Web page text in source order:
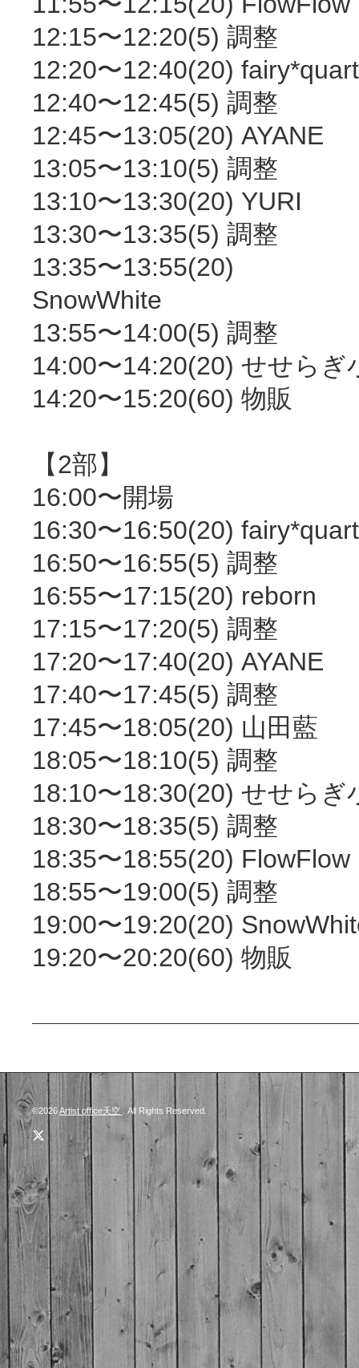
12:15〜12:20(5) 調整
12:20〜12:40(20)
12:40〜12:45(5) 調整
12:45〜13:05(20) AYANE
13:05〜13:10(5) 調整
13:10〜13:30(20) YURI
13:30〜13:35(5) 調整
13:35〜13:55(20)
SnowWhite
13:55〜14:00(5) 調整
14:00〜14:20(20) せせらぎ
14:20〜15:20(60) 物販
【2部】
16:00〜開場
16:30〜16:50(20)
16:50〜16:55(5) 調整
16:55〜17:15(20) reborn
17:15〜17:20(5) 調整
17:20〜17:40(20) AYANE
17:40〜17:45(5) 調整
17:45〜18:05(20) 山田藍
18:05〜18:10(5) 調整
18:10〜18:30(20) せせらぎ
18:30〜18:35(5) 調整
18:35〜18:55(20) FlowFlow
18:55〜19:00(5) 調整
19:00〜19:20(20)
19:20〜20:20(60) 物販
©2026Artist office天空 . All Rights Reserved.